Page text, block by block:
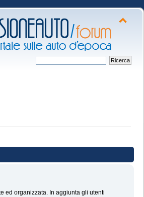
ed organizzata. In aggiunta gli utenti